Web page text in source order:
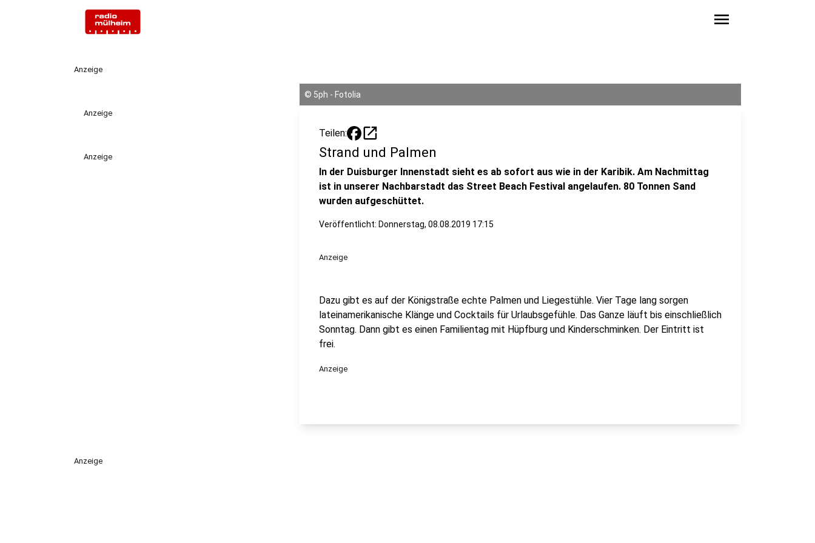
menu
Anzeige
Anzeige
Anzeige
© 5ph - Fotolia
Teilen: open_in_new
Strand und Palmen
In der Duisburger Innenstadt sieht es ab sofort aus wie in der Karibik. Am Nachmittag
ist in unserer Nachbarstadt das Street Beach Festival angelaufen. 80 Tonnen Sand
wurden aufgeschüttet.
Veröffentlicht: Donnerstag, 08.08.2019 17:15
Anzeige
Dazu gibt es auf der Königstraße echte Palmen und Liegestühle. Vier Tage lang sorgen
lateinamerikanische Klänge und Cocktails für Urlaubsgefühle. Das Ganze läuft bis einschließlich
Sonntag. Dann gibt es einen Familientag mit Hüpfburg und Kinderschminken. Der Eintritt ist
frei.
Anzeige
Anzeige